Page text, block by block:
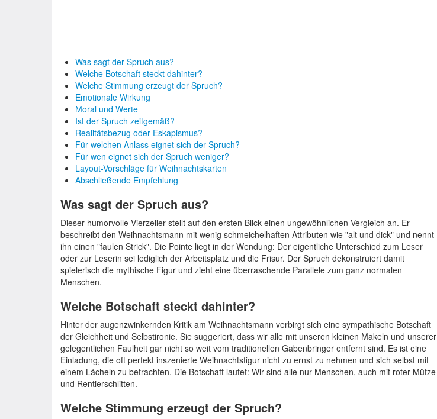
Was sagt der Spruch aus?
Welche Botschaft steckt dahinter?
Welche Stimmung erzeugt der Spruch?
Emotionale Wirkung
Moral und Werte
Ist der Spruch zeitgemäß?
Realitätsbezug oder Eskapismus?
Für welchen Anlass eignet sich der Spruch?
Für wen eignet sich der Spruch weniger?
Layout-Vorschläge für Weihnachtskarten
Abschließende Empfehlung
Was sagt der Spruch aus?
Dieser humorvolle Vierzeiler stellt auf den ersten Blick einen ungewöhnlichen Vergleich an. Er
beschreibt den Weihnachtsmann mit wenig schmeichelhaften Attributen wie "alt und dick" und nennt
ihn einen "faulen Strick". Die Pointe liegt in der Wendung: Der eigentliche Unterschied zum Leser
oder zur Leserin sei lediglich der Arbeitsplatz und die Frisur. Der Spruch dekonstruiert damit
spielerisch die mythische Figur und zieht eine überraschende Parallele zum ganz normalen
Menschen.
Welche Botschaft steckt dahinter?
Hinter der augenzwinkernden Kritik am Weihnachtsmann verbirgt sich eine sympathische Botschaft
der Gleichheit und Selbstironie. Sie suggeriert, dass wir alle mit unseren kleinen Makeln und unserer
gelegentlichen Faulheit gar nicht so weit vom traditionellen Gabenbringer entfernt sind. Es ist eine
Einladung, die oft perfekt inszenierte Weihnachtsfigur nicht zu ernst zu nehmen und sich selbst mit
einem Lächeln zu betrachten. Die Botschaft lautet: Wir sind alle nur Menschen, auch mit roter Mütze
und Rentierschlitten.
Welche Stimmung erzeugt der Spruch?